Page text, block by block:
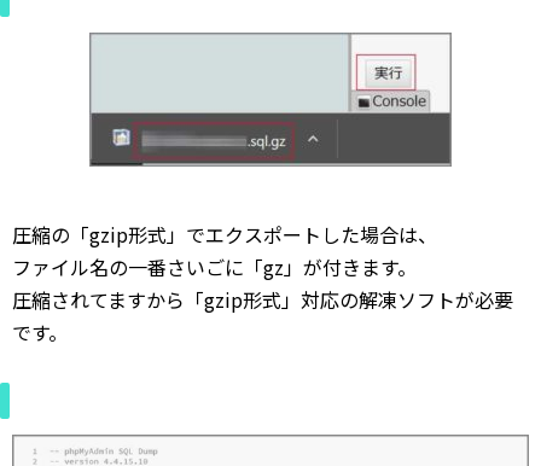
圧縮の「gzip形式」でエクスポートした場合は、
ファイル名の一番さいごに「gz」が付きます。
圧縮されてますから「gzip形式」対応の解凍ソフトが必要
です。